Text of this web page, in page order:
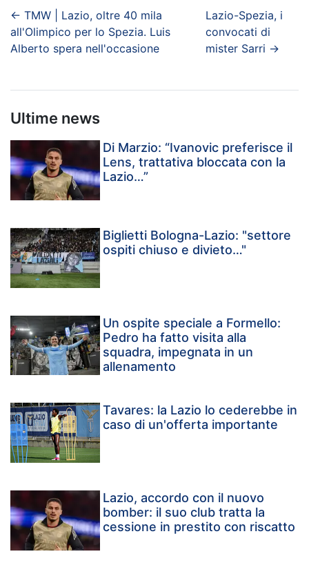
← TMW | Lazio, oltre 40 mila
all'Olimpico per lo Spezia. Luis
Alberto spera nell'occasione
Lazio-Spezia, i
convocati di
mister Sarri →
Ultime news
Di Marzio: “Ivanovic preferisce il
Lens, trattativa bloccata con la
Lazio…”
Biglietti Bologna-Lazio: "settore
ospiti chiuso e divieto…"
Un ospite speciale a Formello:
Pedro ha fatto visita alla
squadra, impegnata in un
allenamento
Tavares: la Lazio lo cederebbe in
caso di un'offerta importante
Lazio, accordo con il nuovo
bomber: il suo club tratta la
cessione in prestito con riscatto